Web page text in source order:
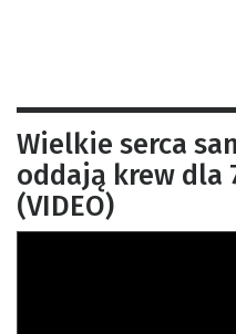
Wielkie serca
oddają krew
(VIDEO)